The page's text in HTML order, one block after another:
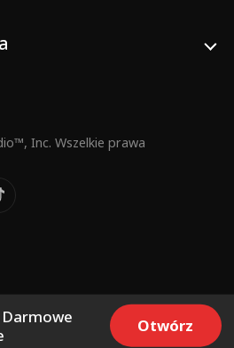
Inc. Wszelkie prawa
Darmowe
Otwórz